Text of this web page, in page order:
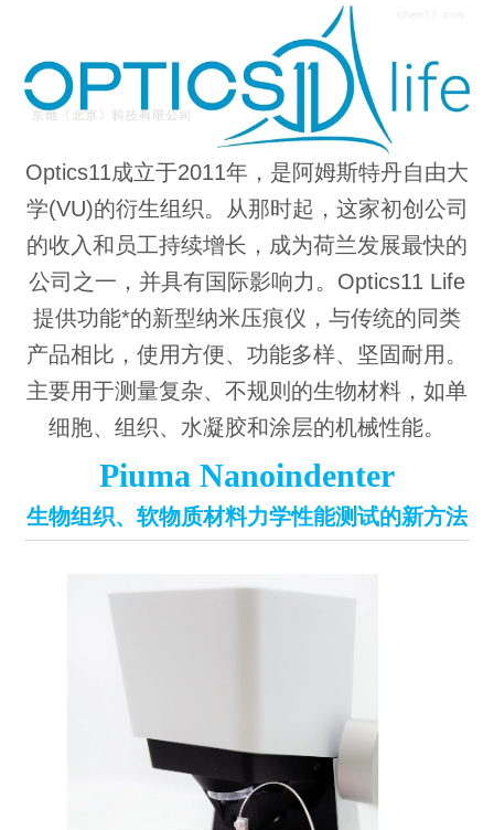
Optics11成立于2011年，是阿姆斯特丹自由大
学(VU)的衍生组织。从那时起，这家初创公司
的收入和员工持续增长，成为荷兰发展最快的
公司之一，并具有国际影响力。Optics11 Life
提供功能*的新型纳米压痕仪，与传统的同类
产品相比，使用方便、功能多样、坚固耐用。
主要用于测量复杂、不规则的生物材料，如单
细胞、组织、水凝胶和涂层的机械性能。
Piuma Nanoindenter
生物组织、软物质材料力学性能测试的新方法